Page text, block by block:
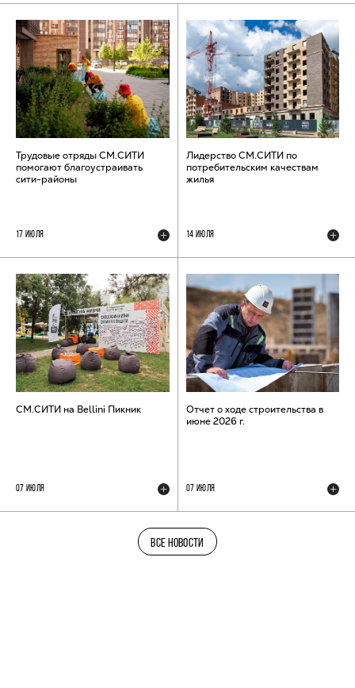
Трудовые отряды СМ.СИТИ
помогают благоустраивать
сити-районы
17 ИЮЛЯ
Лидерство СМ.СИТИ по
потребительским качествам
жилья
14 ИЮЛЯ
СМ.СИТИ на Bellini Пикник
07 ИЮЛЯ
Отчет о ходе строительства в
июне 2026 г.
07 ИЮЛЯ
ВСЕ НОВОСТИ